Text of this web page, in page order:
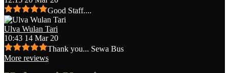
Good Staff....
Ulva Wulan Tari
10:43 14 Mar 20
Thank you... Sewa Bus
More reviews